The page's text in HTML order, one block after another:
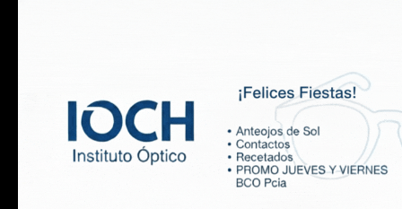
Copyright 2025 Nuestra Gente.